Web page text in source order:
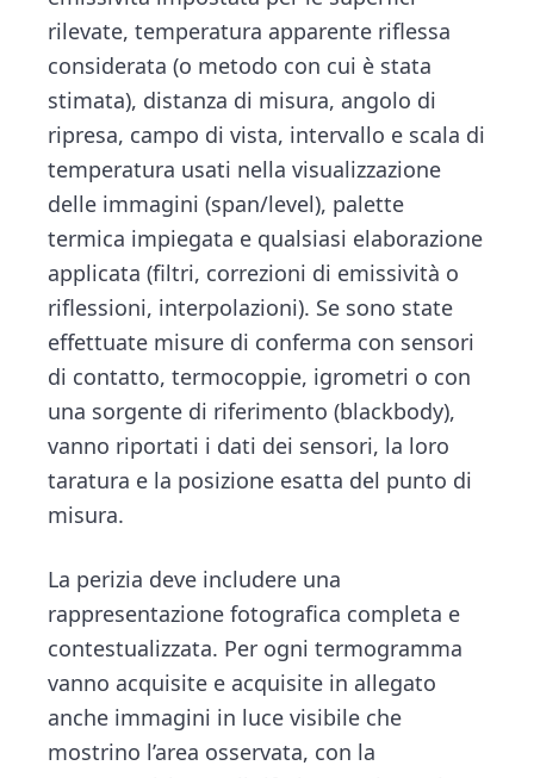
rilevate, temperatura apparente riflessa
considerata (o metodo con cui è stata
stimata), distanza di misura, angolo di
ripresa, campo di vista, intervallo e scala di
temperatura usati nella visualizzazione
delle immagini (span/level), palette
termica impiegata e qualsiasi elaborazione
applicata (filtri, correzioni di emissività o
riflessioni, interpolazioni). Se sono state
effettuate misure di conferma con sensori
di contatto, termocoppie, igrometri o con
una sorgente di riferimento (blackbody),
vanno riportati i dati dei sensori, la loro
taratura e la posizione esatta del punto di
misura.
La perizia deve includere una
rappresentazione fotografica completa e
contestualizzata. Per ogni termogramma
vanno acquisite e acquisite in allegato
anche immagini in luce visibile che
mostrino l’area osservata, con la